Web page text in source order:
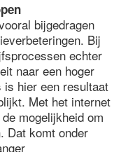
bijgedragen
Bij
echter
naar een hoger
hier een resultaat
Met het internet
mogelijkheid om
Dat komt onder